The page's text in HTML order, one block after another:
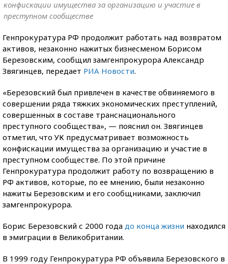
конфискации имущества за организацию и участие в
преступном сообществе
Генпрокуратура РФ продолжит работать над возвратом
активов, незаконно нажитых бизнесменом Борисом
Березовским, сообщил замгенпрокурора Александр
Звягинцев, передает РИА Новости.
«Березовский был привлечен в качестве обвиняемого в
совершении ряда тяжких экономических преступлений,
совершенных в составе транснационального
преступного сообщества», — пояснил он. Звягинцев
отметил, что УК предусматривает возможность
конфискации имущества за организацию и участие в
преступном сообществе. По этой причине
Генпрокуратура продолжит работу по возвращению в
РФ активов, которые, по ее мнению, были незаконно
нажиты Березовским и его сообщниками, заключил
замгенпрокурора.
Борис Березовский с 2000 года до конца жизни находился
в эмиграции в Великобритании.
В 1999 году Генпрокуратура РФ объявила Березовского в